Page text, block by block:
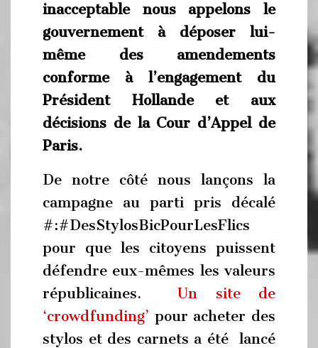
inacceptable nous appelons le
gouvernement à déposer lui-
même des amendements
conforme à l’engagement du
Président Hollande et aux
décisions de la Cour d’Appel de
Paris.
De notre côté nous lançons la
campagne au parti pris décalé
#:#DesStylosBicPourLesFlics
pour que les citoyens puissent
défendre eux-mêmes les valeurs
républicaines.
Un site de
‘crowdfunding’ pour acheter des
stylos et des carnets a été lancé